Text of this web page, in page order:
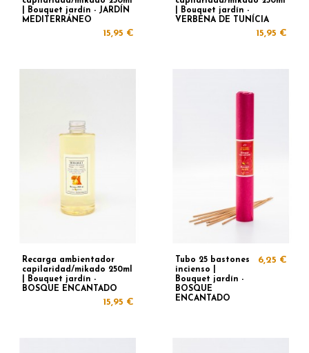
| Bouquet jardín - JARDÍN
MEDITERRÁNEO
15,95 €
| Bouquet jardín -
VERBENA DE TUNÍCIA
15,95 €
Recarga ambientador
capilaridad/mikado 250ml
| Bouquet jardín -
BOSQUE ENCANTADO
15,95 €
Tubo 25 bastones
incienso |
Bouquet jardín -
BOSQUE
ENCANTADO
6,25 €